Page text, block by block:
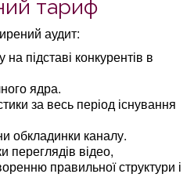
тариф
аудит:
підставі конкурентів в
ядра.
за весь період існування
обкладинки каналу.
переглядів відео,
правильної структури і